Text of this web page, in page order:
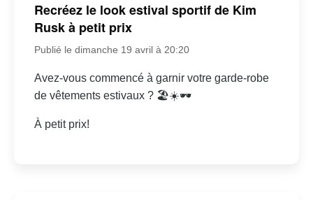
Recréez le look estival sportif de Kim
Rusk à petit prix
Publié le dimanche 19 avril à 20:20
Avez-vous commencé à garnir votre garde-robe
de vêtements estivaux ? 🏖☀🕶
À petit prix!